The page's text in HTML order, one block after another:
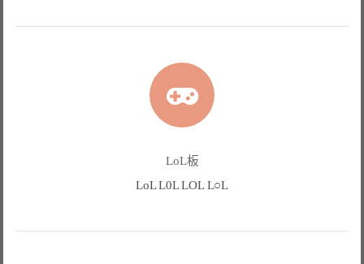
LoL板
LoL L0L LOL L○L